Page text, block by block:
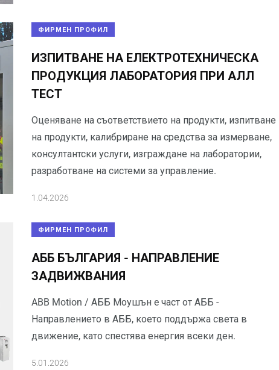
ФИРМЕН ПРОФИЛ
ИЗПИТВАНЕ НА ЕЛЕКТРОТЕХНИЧЕСКА
ПРОДУКЦИЯ ЛАБОРАТОРИЯ ПРИ АЛЛ
ТЕСТ
Оценяване на съответствието на продукти, изпитване
на продукти, калибриране на средства за измерване,
консултантски услуги, изграждане на лаборатории,
разработване на системи за управление.
1.04.2026
ФИРМЕН ПРОФИЛ
АББ БЪЛГАРИЯ - НАПРАВЛЕНИЕ
ЗАДВИЖВАНИЯ
ABB Motion / АББ Моушън e част от АББ -
Направлението в АББ, което поддържа света в
движение, като спестява енергия всеки ден.
5.01.2026